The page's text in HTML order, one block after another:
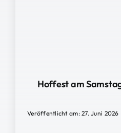
Hoffest am
Veröffentlicht am: 27. Juni 2026